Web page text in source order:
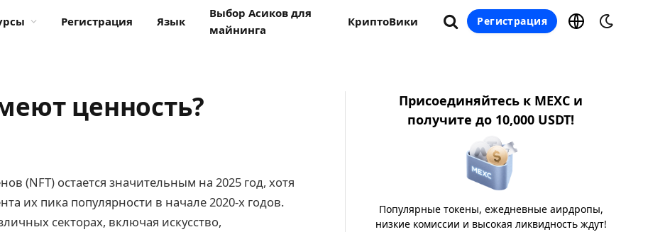
Регистрация Язык
Выбор Асиков для
майнинга
КриптоВики Регистрация
ценность?
(NFT) остается значительным на 2025 год, хотя
их пика популярности в начале 2020-х годов.
секторах, включая искусство,
Присоединяйтесь к MEXC и
получите до 10,000 USDT!
Популярные токены, ежедневные аирдропы,
низкие комиссии и высокая ликвидность ждут!